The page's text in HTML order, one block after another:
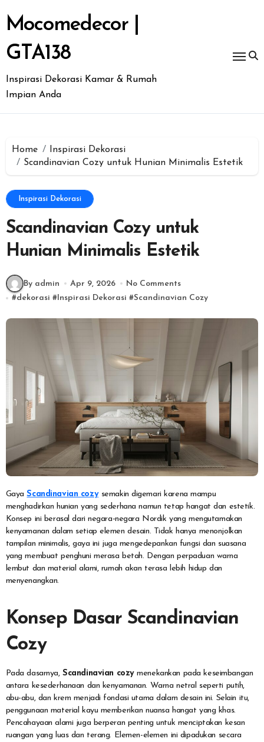
to
content
Mocomedecor |
GTA138
Inspirasi Dekorasi Kamar & Rumah
Impian Anda
Home
Inspirasi Dekorasi
Scandinavian Cozy untuk Hunian Minimalis Estetik
Inspirasi Dekorasi
Scandinavian Cozy untuk
Hunian Minimalis Estetik
By admin Apr 9, 2026
No Comments
#dekorasi #Inspirasi Dekorasi #Scandinavian Cozy
GayaScandinavian cozysemakin digemari karena mampu
menghadirkan hunian yang sederhana namun tetap hangat dan estetik.
Konsep ini berasal dari negara-negara Nordik yang mengutamakan
kenyamanan dalam setiap elemen desain. Tidak hanya menonjolkan
tampilan minimalis, gaya ini juga mengedepankan fungsi dan suasana
yang membuat penghuni merasa betah. Dengan perpaduan warna
lembut dan material alami, rumah akan terasa lebih hidup dan
menyenangkan.
Konsep Dasar Scandinavian
Cozy
Pada dasarnya,Scandinavian cozymenekankan pada keseimbangan
antara kesederhanaan dan kenyamanan. Warna netral seperti putih,
abu-abu, dan krem menjadi fondasi utama dalam desain ini. Selain itu,
penggunaan material kayu memberikan nuansa hangat yang khas.
Pencahayaan alami juga berperan penting untuk menciptakan kesan
ruangan yang luas dan terang. Elemen-elemen ini dipadukan secara